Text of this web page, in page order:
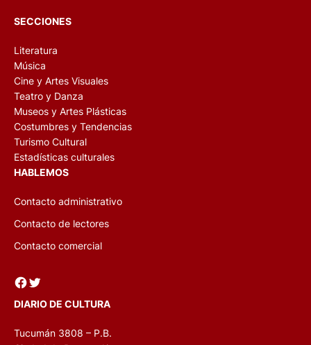
SECCIONES
Literatura
Música
Cine y Artes Visuales
Teatro y Danza
Museos y Artes Plásticas
Costumbres y Tendencias
Turismo Cultural
Estadísticas culturales
HABLEMOS
Contacto administrativo
Contacto de lectores
Contacto comercial
Facebook Twitter
DIARIO DE CULTURA
Tucumán 3808 – P.B.